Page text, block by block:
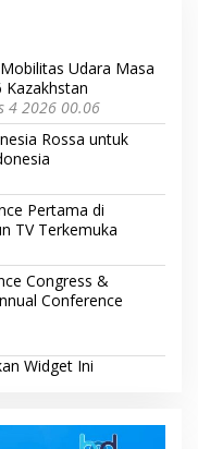
Udara Masa
4 2026 00.06
Rossa untuk
Pertama di
TV Terkemuka
Congress &
Conference
Widget Ini